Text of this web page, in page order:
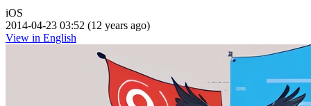
iOS
2014-04-23 03:52 (12 years ago)
View in English